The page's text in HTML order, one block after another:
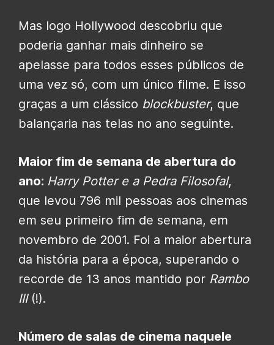
Mas logo Hollywood descobriu que
poderia ganhar mais dinheiro se
apelasse para todos esses públicos de
uma vez só, com um único filme. E isso
graças a um clássico blockbuster, que
balançaria nas telas no ano seguinte.
Maior fim de semana de abertura do
ano: Harry Potter e a Pedra Filosofal,
que levou 796 mil pessoas aos cinemas
em seu primeiro fim de semana, em
novembro de 2001. Foi a maior abertura
da história para a época, superando o
recorde de 13 anos mantido por Rambo
III(!).
Número de salas de cinema naquele